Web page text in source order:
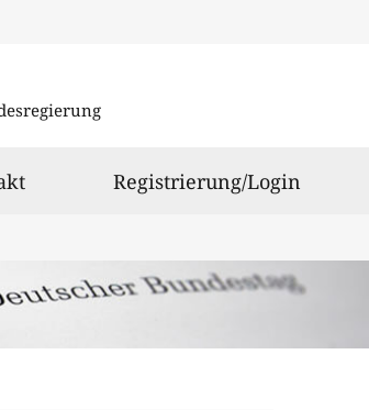
Registrierung/Login